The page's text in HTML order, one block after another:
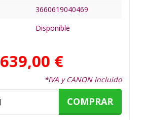
3660619040469
Disponible
639,00 €
*IVA y CANON Incluido
COMPRAR